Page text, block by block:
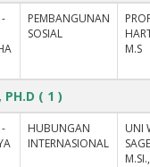
PEMBANGUNAN
SOSIAL
M.S
PH.D ( 1 )
HUBUNGAN
INTERNASIONAL
UNI